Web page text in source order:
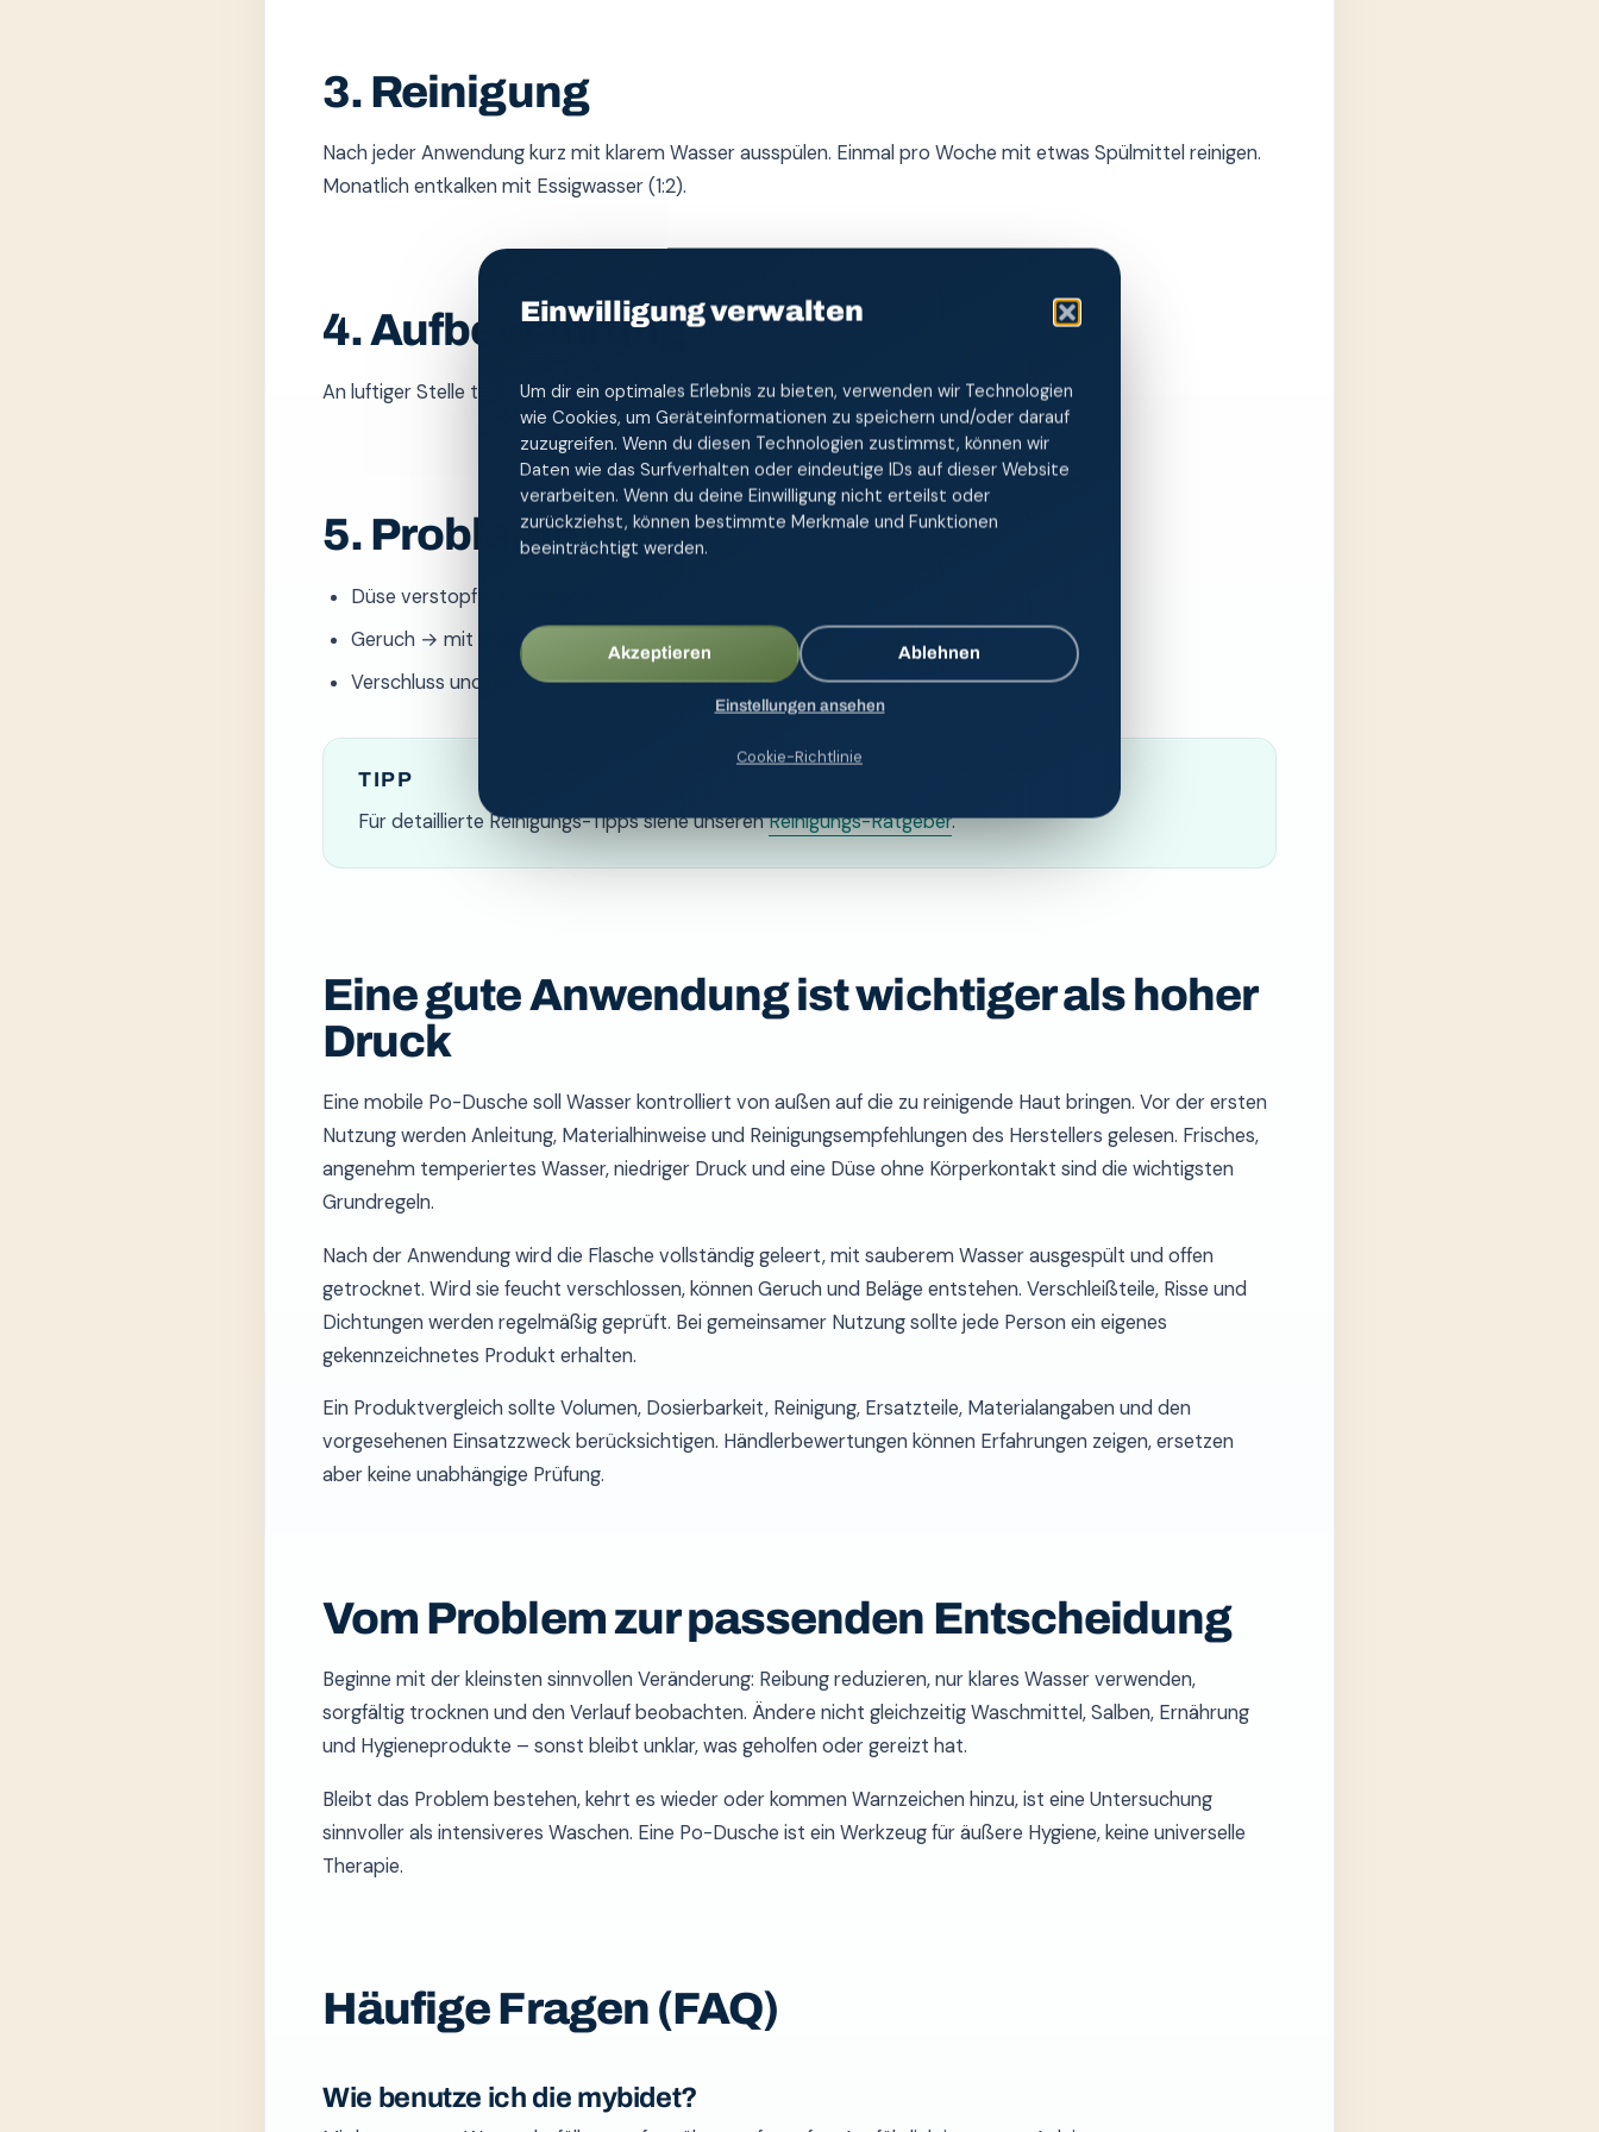
Einwilligung verwalten
Um dir ein optimales Erlebnis zu bieten, verwenden wir Technologien
wie Cookies, um Geräteinformationen zu speichern und/oder darauf
zuzugreifen. Wenn du diesen Technologien zustimmst, können wir
Daten wie das Surfverhalten oder eindeutige IDs auf dieser Website
verarbeiten. Wenn du deine Einwilligung nicht erteilst oder
zurückziehst, können bestimmte Merkmale und Funktionen
beeinträchtigt werden.
Akzeptieren Ablehnen
Einstellungen ansehen
Cookie-Richtlinie
3. Reinigung
Nach jeder Anwendung kurz mit klarem Wasser ausspülen. Einmal pro Woche mit etwas Spülmittel reinigen.
Monatlich entkalken mit Essigwasser (1:2).
4. Aufbewahrung
An luftiger Stelle trocknen lassen, Verschluss offen. Für unterwegs: in den Reisebeutel.
5. Probleme lösen
Düse verstopft → entkalken
Geruch → mit Essig reinigen
Verschluss undicht → Dichtung prüfen, ggf. Ersatz
TIPP
Für detaillierte Reinigungs-Tipps siehe unserenReinigungs-Ratgeber.
Eine gute Anwendung ist wichtiger als hoher
Druck
Eine mobile Po-Dusche soll Wasser kontrolliert von außen auf die zu reinigende Haut bringen. Vor der ersten
Nutzung werden Anleitung, Materialhinweise und Reinigungsempfehlungen des Herstellers gelesen. Frisches,
angenehm temperiertes Wasser, niedriger Druck und eine Düse ohne Körperkontakt sind die wichtigsten
Grundregeln.
Nach der Anwendung wird die Flasche vollständig geleert, mit sauberem Wasser ausgespült und offen
getrocknet. Wird sie feucht verschlossen, können Geruch und Beläge entstehen. Verschleißteile, Risse und
Dichtungen werden regelmäßig geprüft. Bei gemeinsamer Nutzung sollte jede Person ein eigenes
gekennzeichnetes Produkt erhalten.
Ein Produktvergleich sollte Volumen, Dosierbarkeit, Reinigung, Ersatzteile, Materialangaben und den
vorgesehenen Einsatzzweck berücksichtigen. Händlerbewertungen können Erfahrungen zeigen, ersetzen
aber keine unabhängige Prüfung.
Vom Problem zur passenden Entscheidung
Beginne mit der kleinsten sinnvollen Veränderung: Reibung reduzieren, nur klares Wasser verwenden,
sorgfältig trocknen und den Verlauf beobachten. Ändere nicht gleichzeitig Waschmittel, Salben, Ernährung
und Hygieneprodukte – sonst bleibt unklar, was geholfen oder gereizt hat.
Bleibt das Problem bestehen, kehrt es wieder oder kommen Warnzeichen hinzu, ist eine Untersuchung
sinnvoller als intensiveres Waschen. Eine Po-Dusche ist ein Werkzeug für äußere Hygiene, keine universelle
Therapie.
Häufige Fragen (FAQ)
Wie benutze ich die mybidet?